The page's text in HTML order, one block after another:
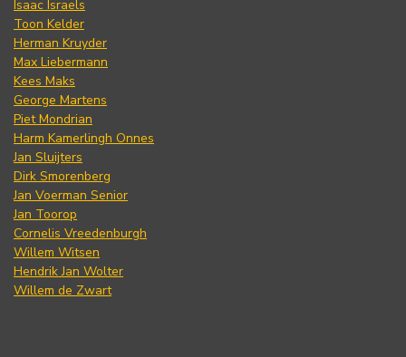
Isaac Israels
Toon Kelder
Herman Kruyder
Max Liebermann
Kees Maks
George Martens
Piet Mondrian
Harm Kamerlingh Onnes
Jan Sluijters
Dirk Smorenberg
Jan Voerman Senior
Jan Toorop
Cornelis Vreedenburgh
Willem Witsen
Hendrik Jan Wolter
Willem de Zwart